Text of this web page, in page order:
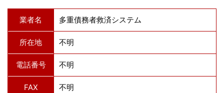
業者名 多重債務者救済システム
所在地 不明
電話番号 不明
FAX 不明